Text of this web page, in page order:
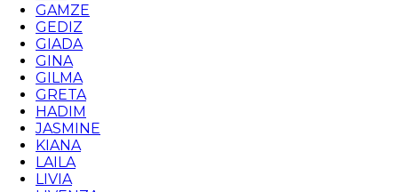
GAMZE
GEDIZ
GIADA
GINA
GILMA
GRETA
HADIM
JASMINE
KIANA
LAILA
LIVIA